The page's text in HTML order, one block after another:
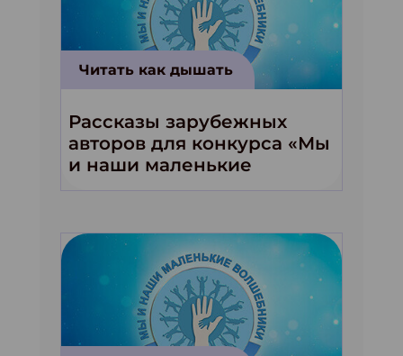
Читать как дышать
Рассказы зарубежных
авторов для конкурса «Мы
и наши маленькие
волшебники!»